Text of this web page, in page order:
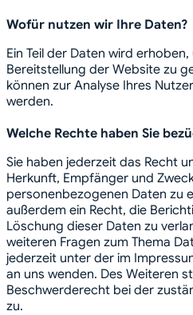
Wofür nutzen wir Ihre Daten?
Ein Teil der Daten wird
Bereitstellung der Website zu
können zur Analyse Ihres
werden.
Welche Rechte haben Sie
Sie haben jederzeit das Recht
Herkunft, Empfänger und
personenbezogenen Daten zu
außerdem ein Recht, die
Löschung dieser Daten zu
weiteren Fragen zum Thema
jederzeit unter der im
an uns wenden. Des Weiteren
Beschwerderecht bei der
zu.